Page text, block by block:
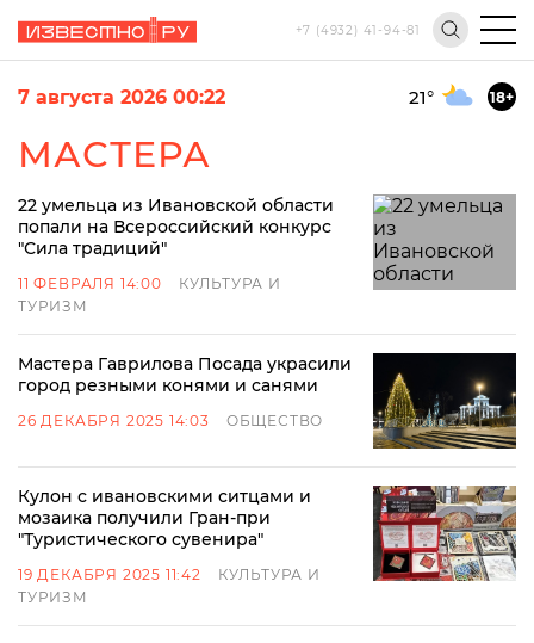
+7 (4932) 41-94-81
7 августа 2026 00:22 21° 18+
МАСТЕРА
22 умельца из Ивановской области
попали на Всероссийский конкурс
"Сила традиций"
11 ФЕВРАЛЯ 14:00
КУЛЬТУРА И
ТУРИЗМ
Мастера Гаврилова Посада украсили
город резными конями и санями
26 ДЕКАБРЯ 2025 14:03 ОБЩЕСТВО
Кулон с ивановскими ситцами и
мозаика получили Гран-при
"Туристического сувенира"
19 ДЕКАБРЯ 2025 11:42
КУЛЬТУРА И
ТУРИЗМ